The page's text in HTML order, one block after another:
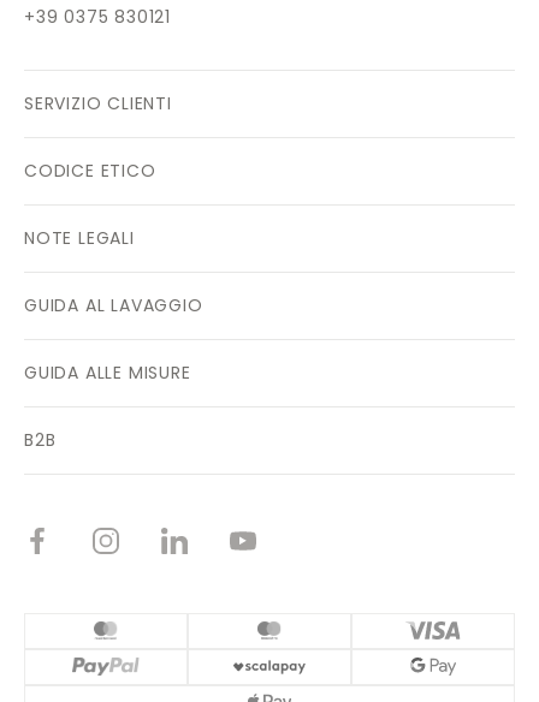
+39 0375 830121
SERVIZIO CLIENTI
CODICE ETICO
NOTE LEGALI
GUIDA AL LAVAGGIO
GUIDA ALLE MISURE
B2B